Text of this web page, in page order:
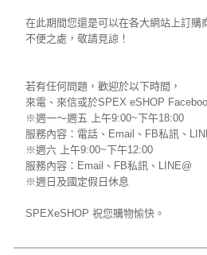
在此期間您還是可以在各大網站上訂購
不便之處，敬請見諒！
若有任何問題，歡迎於以下時間，
來電、來信或於SPEX eSHOP
※週一～週五 上午9:00~下午18:00
服務內容：電話、Email、FB私訊、
※週六 上午9:00~下午12:00
服務內容：Email、FB私訊、LINE@
※週日及國定假日休息
SPEXeSHOP 祝您購物愉快。